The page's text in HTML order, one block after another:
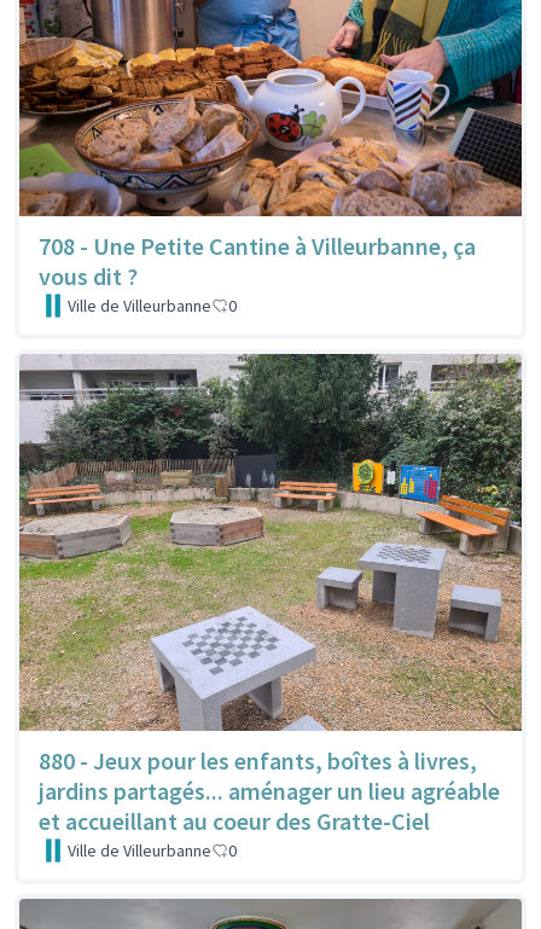
708 - Une Petite Cantine à Villeurbanne, ça
vous dit ?
Ville de Villeurbanne 0
880 - Jeux pour les enfants, boîtes à livres,
jardins partagés... aménager un lieu agréable
et accueillant au coeur des Gratte-Ciel
Ville de Villeurbanne 0